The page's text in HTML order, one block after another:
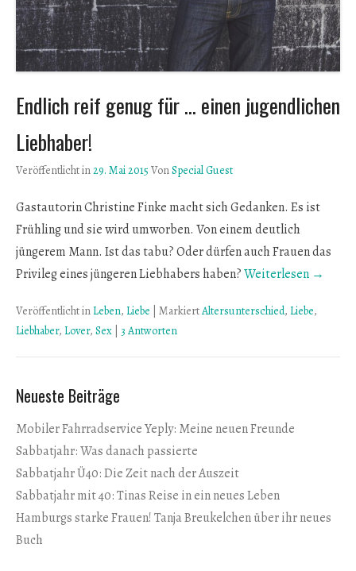
Endlich reif genug für … einen jugendlichen
Liebhaber!
Veröffentlicht in29. Mai 2015 VonSpecial Guest
Gastautorin Christine Finke macht sich Gedanken. Es ist
Frühling und sie wird umworben. Von einem deutlich
jüngerem Mann. Ist das tabu? Oder dürfen auch Frauen das
Privileg eines jüngeren Liebhabers haben?Weiterlesen →
Veröffentlicht in Leben, Liebe MarkiertAltersunterschied, Liebe,
Liebhaber, Lover, Sex 3 Antworten
Neueste Beiträge
Mobiler Fahrradservice Yeply: Meine neuen Freunde
Sabbatjahr: Was danach passierte
Sabbatjahr Ü40: Die Zeit nach der Auszeit
Sabbatjahr mit 40: Tinas Reise in ein neues Leben
Hamburgs starke Frauen! Tanja Breukelchen über ihr neues
Buch